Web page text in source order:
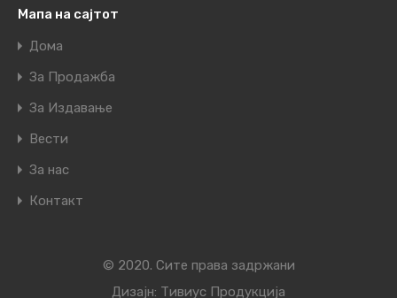
Мапа на сајтот
Дома
За Продажба
За Издавање
Вести
За нас
Контакт
© 2020. Сите права задржани
Дизајн: Тивиус Продукција